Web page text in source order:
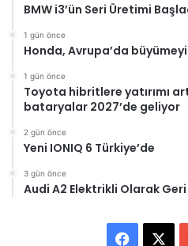
BMW i3’ün Seri Üretimi
1 gün önce
Honda, Avrupa’da
1 gün önce
Toyota hibritlere yatırımı
bataryalar 2027’de geliyor
2 gün önce
Yeni IONIQ 6 Türkiye’de
3 gün önce
Audi A2 Elektrikli Olarak